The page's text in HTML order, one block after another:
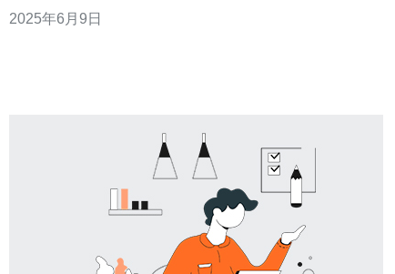
时，很多企业可能会感到困惑。本文将介绍如何选择最佳
2025年6月9日